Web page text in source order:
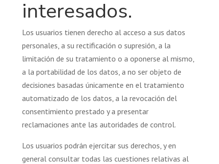
interesados.
Los usuarios tienen derecho al acceso a sus datos
personales, a su rectificación o supresión, a la
limitación de su tratamiento o a oponerse al mismo,
a la portabilidad de los datos, a no ser objeto de
decisiones basadas únicamente en el tratamiento
automatizado de los datos, a la revocación del
consentimiento prestado y a presentar
reclamaciones ante las autoridades de control.
Los usuarios podrán ejercitar sus derechos, y en
general consultar todas las cuestiones relativas al